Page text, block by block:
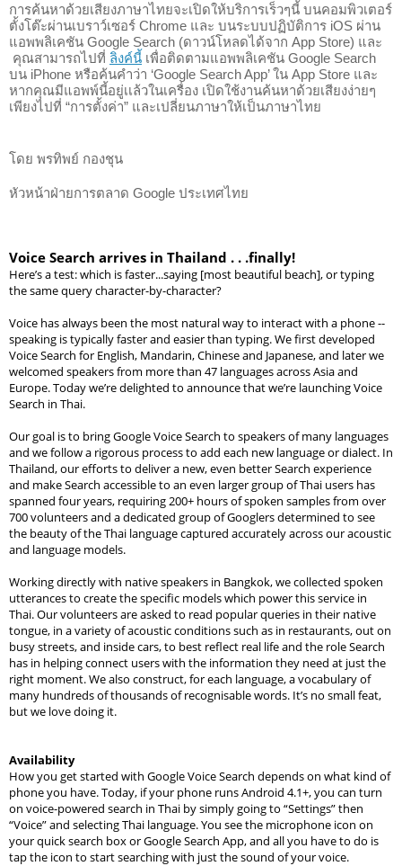
การค้นหาด้วยเสียงภาษาไทยจะเปิดให้บริการเร็วๆนี้ บนคอมพิวเตอร์
ตั้งโต๊ะผ่านเบราว์เซอร์ Chrome และ บนระบบปฏิบัติการ iOS ผ่าน
แอพพลิเคชัน Google Search (ดาวน์โหลดได้จาก App Store) และ
คุณสามารถไปที่ ลิงค์นี้ เพื่อติดตามแอพพลิเคชัน Google Search
บน iPhone หรือค้นคำว่า ‘Google Search App’ ใน App Store และ
หากคุณมีแอพพ์นี้อยู่เเล้วในเครื่อง เปิดใช้งานค้นหาด้วยเสียงง่ายๆ
เพียงไปที่ “การตั้งค่า” และเปลี่ยนภาษาให้เป็นภาษาไทย
โดย พรทิพย์ กองชุน
หัวหน้าฝ่ายการตลาด Google ประเทศไทย
Voice Search arrives in Thailand . . .finally!
Here’s a test: which is faster...saying [most beautiful beach], or typing
the same query character-by-character?
Voice has always been the most natural way to interact with a phone --
speaking is typically faster and easier than typing. We first developed
Voice Search for English, Mandarin, Chinese and Japanese, and later we
welcomed speakers from more than 47 languages across Asia and
Europe. Today we’re delighted to announce that we’re launching Voice
Search in Thai.
Our goal is to bring Google Voice Search to speakers of many languages
and we follow a rigorous process to add each new language or dialect. In
Thailand, our efforts to deliver a new, even better Search experience
and make Search accessible to an even larger group of Thai users has
spanned four years, requiring 200+ hours of spoken samples from over
700 volunteers and a dedicated group of Googlers determined to see
the beauty of the Thai language captured accurately across our acoustic
and language models.
Working directly with native speakers in Bangkok, we collected spoken
utterances to create the specific models which power this service in
Thai. Our volunteers are asked to read popular queries in their native
tongue, in a variety of acoustic conditions such as in restaurants, out on
busy streets, and inside cars, to best reflect real life and the role Search
has in helping connect users with the information they need at just the
right moment. We also construct, for each language, a vocabulary of
many hundreds of thousands of recognisable words. It’s no small feat,
but we love doing it.
Availability
How you get started with Google Voice Search depends on what kind of
phone you have. Today, if your phone runs Android 4.1+, you can turn
on voice-powered search in Thai by simply going to “Settings” then
“Voice” and selecting Thai language. You see the microphone icon on
your quick search box or Google Search App, and all you have to do is
tap the icon to start searching with just the sound of your voice.